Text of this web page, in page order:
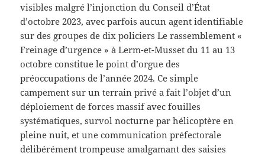
visibles malgré l’injonction du Conseil d’État
d’octobre 2023, avec parfois aucun agent identifiable
sur des groupes de dix policiers Le rassemblement «
Freinage d’urgence » à Lerm-et-Musset du 11 au 13
octobre constitue le point d’orgue des
préoccupations de l’année 2024. Ce simple
campement sur un terrain privé a fait l’objet d’un
déploiement de forces massif avec fouilles
systématiques, survol nocturne par hélicoptère en
pleine nuit, et une communication préfectorale
délibérément trompeuse amalgamant des saisies